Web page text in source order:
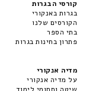
קורסי הבגרות
בגרות באנקורי
הקורסים שלנו
בתי הספר
פתרון בחינות בגרות
מדיה אנקורי
על מדיה אנקורי